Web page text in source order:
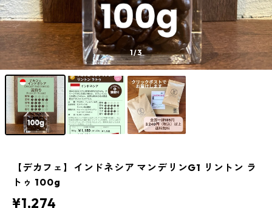
1/3
【デカフェ】インドネシア マンデリンG1 リントン ラ
トゥ 100g
¥1,274